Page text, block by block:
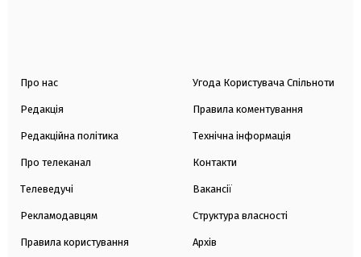
Про нас
Редакція
Редакційна політика
Про телеканал
Телеведучі
Рекламодавцям
Правила користування
Угода Користувача Спільноти
Правила коментування
Технічна інформація
Контакти
Вакансії
Структура власності
Архів